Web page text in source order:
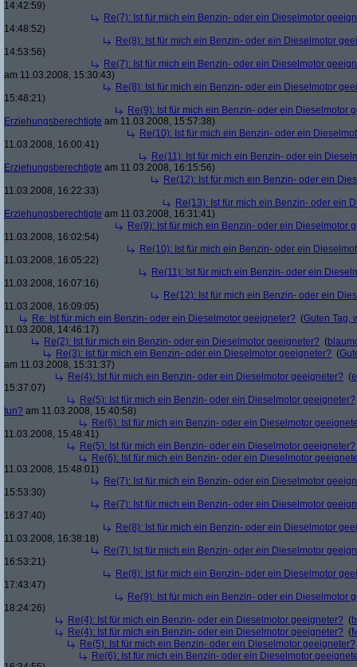
14:42:59)
Re(7): Ist für mich ein Benzin- oder ein Dieselmotor
14:48:52)
Re(8): Ist für mich ein Benzin- oder ein Dieselmotor
14:53:56)
Re(7): Ist für mich ein Benzin- oder ein Dieselmotor
am 11.03.2008, 15:30:43)
Re(8): Ist für mich ein Benzin- oder ein Dieselmotor
15:48:21)
Re(9): Ist für mich ein Benzin- oder ein Dieselmotor
Erziehungsberechtigte am 11.03.2008, 15:57:38)
Re(10): Ist für mich ein Benzin- oder ein
11.03.2008, 16:00:41)
Re(11): Ist für mich ein Benzin- oder ein
Erziehungsberechtigte am 11.03.2008, 16:15:56)
Re(12): Ist für mich ein Benzin- oder ein
11.03.2008, 16:22:33)
Re(13): Ist für mich ein Benzin- oder ein
Erziehungsberechtigte am 11.03.2008, 16:31:41)
Re(9): Ist für mich ein Benzin- oder ein Dieselmotor
11.03.2008, 16:02:54)
Re(10): Ist für mich ein Benzin- oder ein
11.03.2008, 16:05:22)
Re(11): Ist für mich ein Benzin- oder ein
11.03.2008, 16:07:16)
Re(12): Ist für mich ein Benzin- oder ein
11.03.2008, 16:09:05)
Re: Ist für mich ein Benzin- oder ein Dieselmotor geeigneter? (Guten Tag,
11.03.2008, 14:46:17)
Re(2): Ist für mich ein Benzin- oder ein Dieselmotor geeigneter? (
Re(3): Ist für mich ein Benzin- oder ein Dieselmotor geeigneter? (
am 11.03.2008, 15:31:37)
Re(4): Ist für mich ein Benzin- oder ein Dieselmotor geeigneter? (
15:37:07)
Re(5): Ist für mich ein Benzin- oder ein Dieselmotor geeigneter?
tun? am 11.03.2008, 15:40:58)
Re(6): Ist für mich ein Benzin- oder ein Dieselmotor
11.03.2008, 15:48:41)
Re(5): Ist für mich ein Benzin- oder ein Dieselmotor geeigneter?
Re(6): Ist für mich ein Benzin- oder ein Dieselmotor
11.03.2008, 15:48:01)
Re(7): Ist für mich ein Benzin- oder ein Dieselmotor
15:53:30)
Re(7): Ist für mich ein Benzin- oder ein Dieselmotor
16:37:40)
Re(8): Ist für mich ein Benzin- oder ein Dieselmotor
11.03.2008, 16:38:18)
Re(7): Ist für mich ein Benzin- oder ein Dieselmotor
16:53:21)
Re(8): Ist für mich ein Benzin- oder ein Dieselmotor
17:43:47)
Re(9): Ist für mich ein Benzin- oder ein Dieselmotor
18:24:26)
Re(4): Ist für mich ein Benzin- oder ein Dieselmotor geeigneter? (
Re(4): Ist für mich ein Benzin- oder ein Dieselmotor geeigneter? (
Re(5): Ist für mich ein Benzin- oder ein Dieselmotor geeigneter?
Re(6): Ist für mich ein Benzin- oder ein Dieselmotor